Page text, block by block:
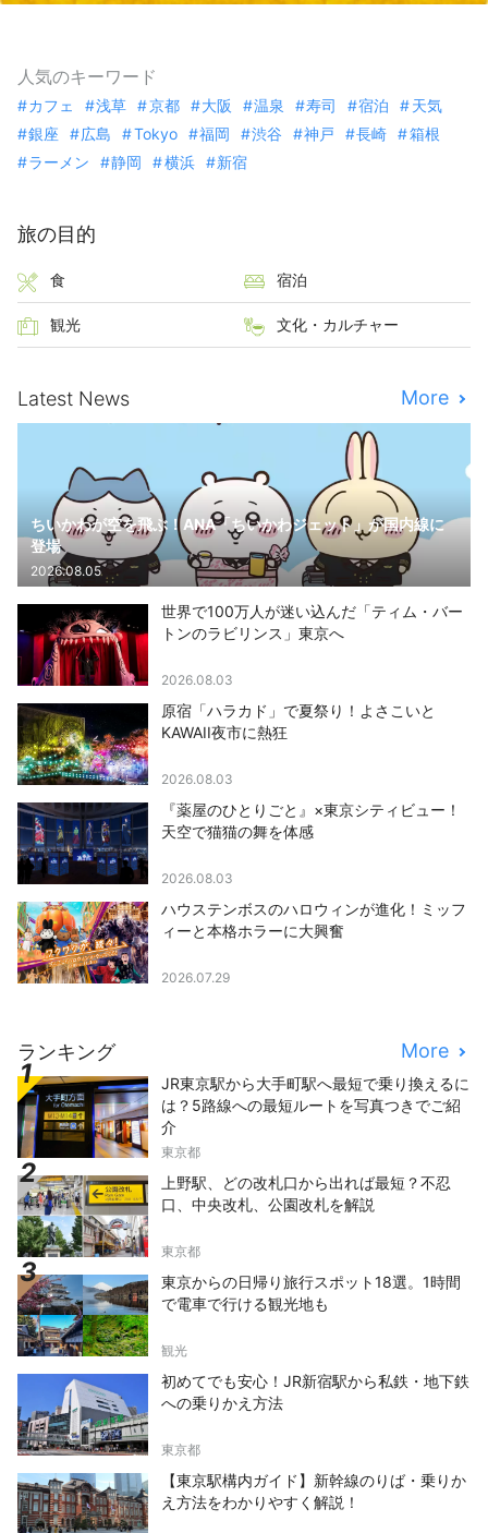
人気のキーワード
カフェ 浅草 京都 大阪 温泉 寿司 宿泊
天気
銀座
広島 Tokyo 福岡 渋谷 神戸 長崎
箱根
ラーメン
静岡 横浜 新宿
旅の目的
食 宿泊
観光 文化・カルチャー
Latest News More
ちいかわが空を飛ぶ！ANA「ちいかわジェット」が国内線に
登場
2026.08.05
世界で100万人が迷い込んだ「ティム・バー
トンのラビリンス」東京へ
2026.08.03
原宿「ハラカド」で夏祭り！よさこいと
KAWAII夜市に熱狂
2026.08.03
『薬屋のひとりごと』×東京シティビュー！
天空で猫猫の舞を体感
2026.08.03
ハウステンボスのハロウィンが進化！ミッフ
ィーと本格ホラーに大興奮
2026.07.29
ランキング More
JR東京駅から大手町駅へ最短で乗り換えるに
は？5路線への最短ルートを写真つきでご紹
介
東京都
上野駅、どの改札口から出れば最短？不忍
口、中央改札、公園改札を解説
東京都
東京からの日帰り旅行スポット18選。1時間
で電車で行ける観光地も
観光
初めてでも安心！JR新宿駅から私鉄・地下鉄
への乗りかえ方法
東京都
【東京駅構内ガイド】新幹線のりば・乗りか
え方法をわかりやすく解説！